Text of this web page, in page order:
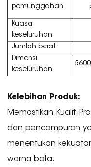
pemunggahan
Kuasa
keseluruhan
Jumlah berat
Dimensi
keseluruhan
Kelebihan Produk:
Memastikan Kualiti
dan pencampuran
menentukan
warna bata.